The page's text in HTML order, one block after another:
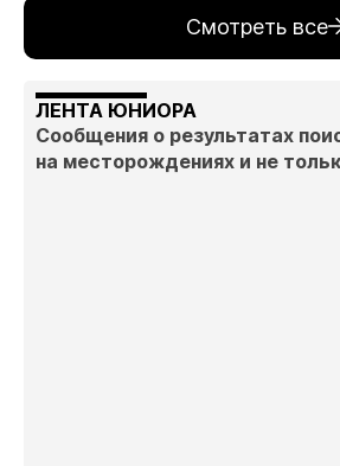
Смотреть все
ЛЕНТА ЮНИОРА
Сообщения о результатах
на месторождениях и не